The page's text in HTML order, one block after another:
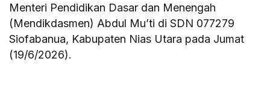
Menteri Pendidikan Dasar dan Menengah
(Mendikdasmen) Abdul Mu’ti di SDN 077279
Siofabanua, Kabupaten Nias Utara pada Jumat
(19/6/2026).